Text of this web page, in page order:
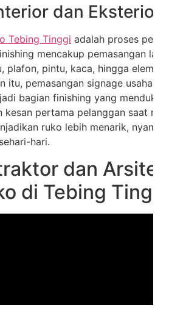
dan Eksterior
Tebing Tinggi adalah proses
mencakup pemasangan
plafon, pintu, kaca, hingga
itu, pemasangan signage usaha,
bagian finishing yang
kesan pertama pelanggan saat
ruko lebih menarik,
hari.
dan
di Tebing Tinggi